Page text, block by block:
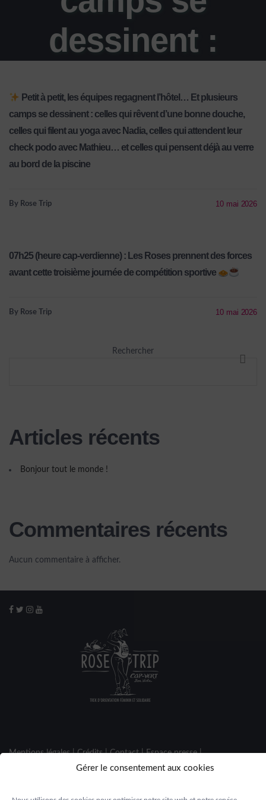
Gérer le consentement aux cookies
dessinent :
rêvent d’une
bonne douche,
celles qui filent
Nadia, celles
qui attendent
leur check podo
et celles qui
pensent déjà au
verre au bord
de la piscine
Petit à petit, les équipes regagnent l’hôtel… Et plusieurs
camps se dessinent : celles qui rêvent d’une bonne douche,
celles qui filent au yoga avec Nadia, celles qui attendent leur
check podo avec Mathieu… et celles qui pensent déjà au verre
au bord de la piscine
By Rose Trip 10 mai 2026
07h25 (heure cap-verdienne) : Les Roses prennent des forces
avant cette troisième journée de compétition sportive
By Rose Trip 10 mai 2026
Rechercher
Articles récents
Bonjour tout le monde !
Commentaires récents
Aucun commentaire à afficher.
Mentions légales | Crédits | Contact | Espace presse |